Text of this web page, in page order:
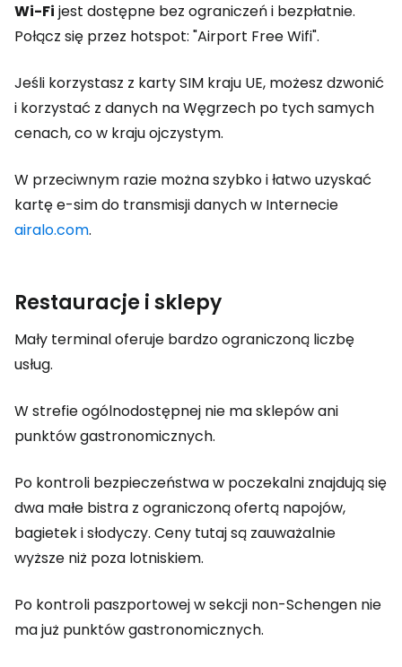
Wi-Fi jest dostępne bez ograniczeń i bezpłatnie.
Połącz się przez hotspot: "Airport Free Wifi".
Jeśli korzystasz z karty SIM kraju UE, możesz dzwonić
i korzystać z danych na Węgrzech po tych samych
cenach, co w kraju ojczystym.
W przeciwnym razie można szybko i łatwo uzyskać
kartę e-sim do transmisji danych w Internecie
airalo.com.
Restauracje i sklepy
Mały terminal oferuje bardzo ograniczoną liczbę
usług.
W strefie ogólnodostępnej nie ma sklepów ani
punktów gastronomicznych.
Po kontroli bezpieczeństwa w poczekalni znajdują się
dwa małe bistra z ograniczoną ofertą napojów,
bagietek i słodyczy. Ceny tutaj są zauważalnie
wyższe niż poza lotniskiem.
Po kontroli paszportowej w sekcji non-Schengen nie
ma już punktów gastronomicznych.